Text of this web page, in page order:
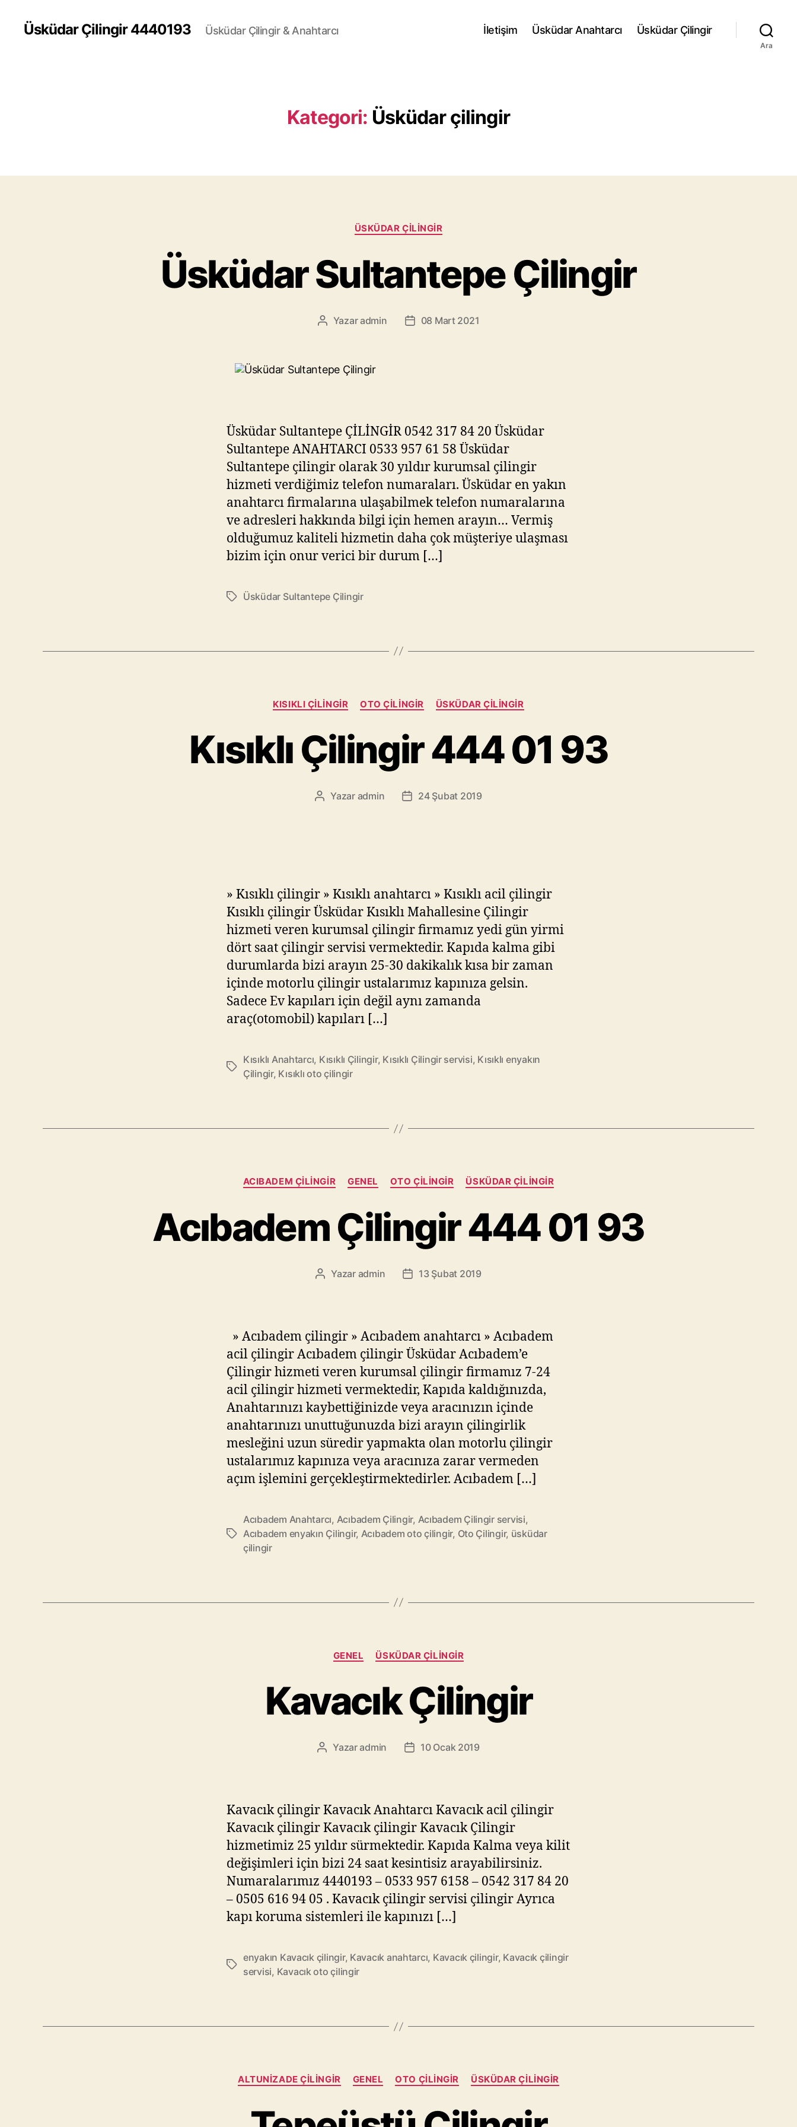
Üsküdar Çilingir 4440193 Üsküdar Çilingir & Anahtarcı İletişim Üsküdar Anahtarcı Üsküdar Çilingir
Ara
Kategori: Üsküdar çilingir
Kategoriler
ÜSKÜDAR ÇILINGIR
Üsküdar Sultantepe Çilingir
Yazının
Yazaradmin
Yazı08 Mart 2021
Üsküdar Sultantepe ÇİLİNGİR 0542 317 84 20 Üsküdar
Sultantepe ANAHTARCI 0533 957 61 58 Üsküdar
Sultantepe çilingir olarak 30 yıldır kurumsal çilingir
hizmeti verdiğimiz telefon numaraları. Üsküdar en yakın
anahtarcı firmalarına ulaşabilmek telefon numaralarına
ve adresleri hakkında bilgi için hemen arayın… Vermiş
olduğumuz kaliteli hizmetin daha çok müşteriye ulaşması
bizim için onur verici bir durum […]
EtiketlerÜsküdar Sultantepe Çilingir
Kategoriler
KISIKLI ÇILINGIR OTO ÇILINGIR ÜSKÜDAR ÇILINGIR
Kısıklı Çilingir 444 01 93
Yazının
Yazar admin
Yazı24 Şubat 2019
» Kısıklı çilingir » Kısıklı anahtarcı » Kısıklı acil çilingir
Kısıklı çilingir Üsküdar Kısıklı Mahallesine Çilingir
hizmeti veren kurumsal çilingir firmamız yedi gün yirmi
dört saat çilingir servisi vermektedir. Kapıda kalma gibi
durumlarda bizi arayın 25-30 dakikalık kısa bir zaman
içinde motorlu çilingir ustalarımız kapınıza gelsin.
Sadece Ev kapıları için değil aynı zamanda
araç(otomobil) kapıları […]
Etiketler
Kısıklı Anahtarcı, Kısıklı Çilingir, Kısıklı Çilingir servisi, Kısıklı enyakın
Çilingir, Kısıklı oto çilingir
Kategoriler
ACIBADEM ÇILINGIR GENEL OTO ÇILINGIR ÜSKÜDAR ÇILINGIR
Acıbadem Çilingir 444 01 93
Yazının
Yazar admin
Yazı13 Şubat 2019
» Acıbadem çilingir » Acıbadem anahtarcı » Acıbadem
acil çilingir Acıbadem çilingir Üsküdar Acıbadem’e
Çilingir hizmeti veren kurumsal çilingir firmamız 7-24
acil çilingir hizmeti vermektedir, Kapıda kaldığınızda,
Anahtarınızı kaybettiğinizde veya aracınızın içinde
anahtarınızı unuttuğunuzda bizi arayın çilingirlik
mesleğini uzun süredir yapmakta olan motorlu çilingir
ustalarımız kapınıza veya aracınıza zarar vermeden
açım işlemini gerçekleştirmektedirler. Acıbadem […]
Etiketler
Acıbadem Anahtarcı, Acıbadem Çilingir, Acıbadem Çilingir servisi,
Acıbadem enyakın Çilingir, Acıbadem oto çilingir, Oto Çilingir, üsküdar
çilingir
Kategoriler
GENEL ÜSKÜDAR ÇILINGIR
Kavacık Çilingir
Yazının
Yazaradmin
Yazı10 Ocak 2019
Kavacık çilingir Kavacık Anahtarcı Kavacık acil çilingir
Kavacık çilingir Kavacık çilingir Kavacık Çilingir
hizmetimiz 25 yıldır sürmektedir. Kapıda Kalma veya kilit
değişimleri için bizi 24 saat kesintisiz arayabilirsiniz.
Numaralarımız 4440193 – 0533 957 6158 – 0542 317 84 20
– 0505 616 94 05 . Kavacık çilingir servisi çilingir Ayrıca
kapı koruma sistemleri ile kapınızı […]
Etiketler
enyakın Kavacık çilingir, Kavacık anahtarcı, Kavacık çilingir, Kavacık çilingir
servisi, Kavacık oto çilingir
Kategoriler
ALTUNIZADE ÇILINGIR GENEL OTO ÇILINGIR ÜSKÜDAR ÇILINGIR